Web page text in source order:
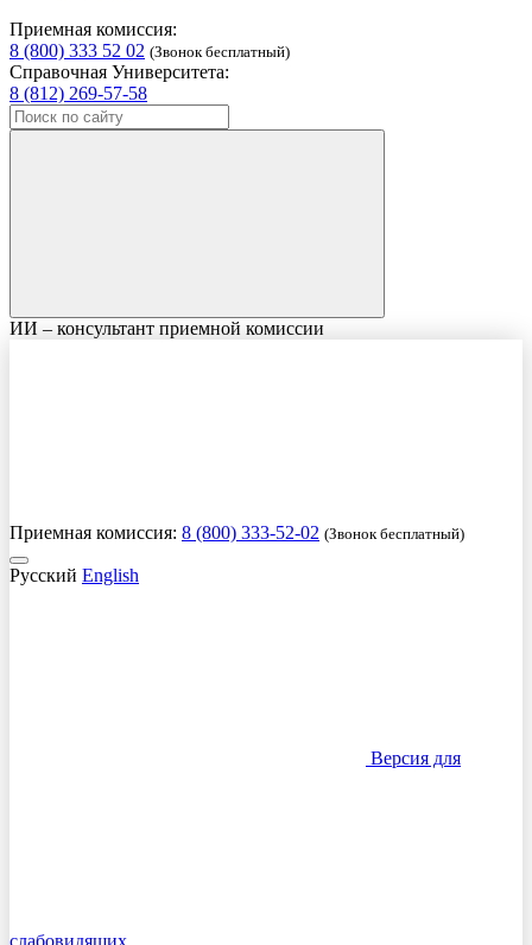
Приемная комиссия:
8 (800) 333 52 02 (Звонок бесплатный)
Справочная Университета:
8 (812) 269-57-58
ИИ – консультант приемной комиссии
Приемная комиссия: 8 (800) 333-52-02 (Звонок бесплатный)
Русский English
Версия для
слабовидящих